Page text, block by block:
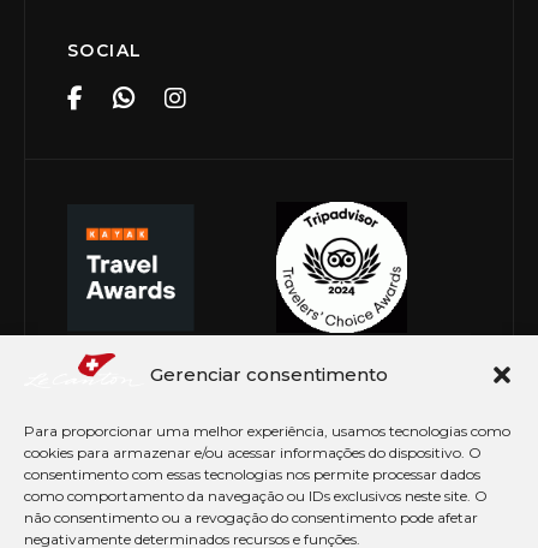
Gerenciar consentimento
Para proporcionar uma melhor experiência, usamos tecnologias como
cookies para armazenar e/ou acessar informações do dispositivo. O
consentimento com essas tecnologias nos permite processar dados
como comportamento da navegação ou IDs exclusivos neste site. O
não consentimento ou a revogação do consentimento pode afetar
negativamente determinados recursos e funções.
SOCIAL
© Copyright 2026 Le Canton. Todos os direitos